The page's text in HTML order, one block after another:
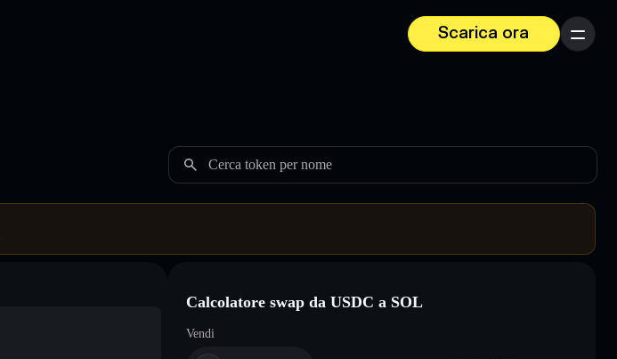
Scarica ora
Menu
Cerca token per nome
Calcolatore swap da USDC a SOL
Vendi